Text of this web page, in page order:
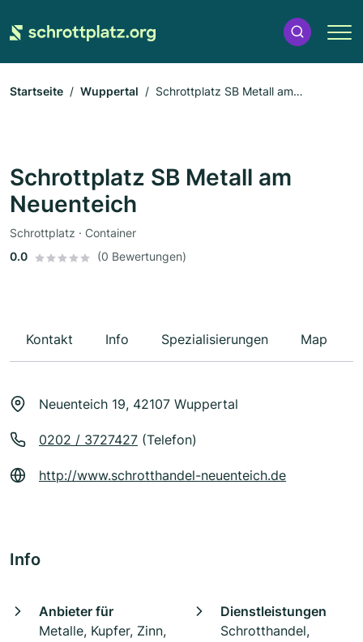
Startseite Wuppertal
Schrottplatz SB Metall am
Schrottplatz SB Metall am
Neuenteich
Schrottplatz · Container
0.0
(0 Bewertungen)
Kontakt Info Spezialisierungen Map
Neuenteich 19, 42107 Wuppertal
0202 / 3727427 (Telefon)
http://www.schrotthandel-neuenteich.de
Info
Anbieter für
Metalle, Kupfer, Zinn,
Dienstleistungen
Schrotthandel,